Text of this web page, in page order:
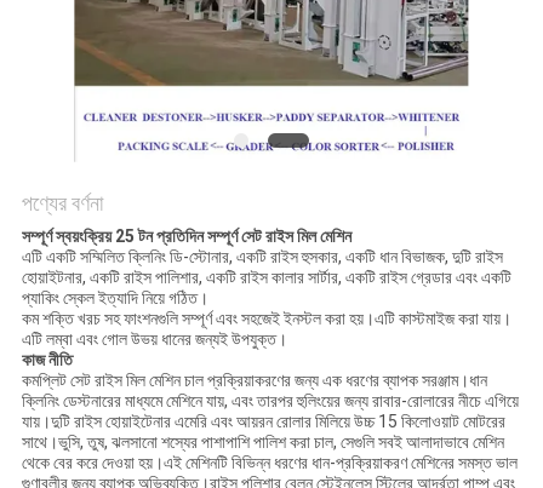
পণ্যের বর্ণনা
সম্পূর্ণ স্বয়ংক্রিয় 25 টন প্রতিদিন সম্পূর্ণ সেট রাইস মিল মেশিন
এটি একটি সম্মিলিত ক্লিনিং ডি-স্টোনার, একটি রাইস হুসকার, একটি ধান বিভাজক, দুটি রাইস
হোয়াইটনার, একটি রাইস পালিশার, একটি রাইস কালার সার্টার, একটি রাইস গ্রেডার এবং একটি
প্যাকিং স্কেল ইত্যাদি নিয়ে গঠিত।
কম শক্তি খরচ সহ ফাংশনগুলি সম্পূর্ণ এবং সহজেই ইনস্টল করা হয়।এটি কাস্টমাইজ করা যায়।
এটি লম্বা এবং গোল উভয় ধানের জন্যই উপযুক্ত।
কাজ নীতি
কমপ্লিট সেট রাইস মিল মেশিন চাল প্রক্রিয়াকরণের জন্য এক ধরণের ব্যাপক সরঞ্জাম।ধান
ক্লিনিং ডেস্টনারের মাধ্যমে মেশিনে যায়, এবং তারপর হুলিংয়ের জন্য রাবার-রোলারের নীচে এগিয়ে
যায়।দুটি রাইস হোয়াইটেনার এমেরি এবং আয়রন রোলার মিলিয়ে উচ্চ 15 কিলোওয়াট মোটরের
সাথে।ভুসি, তুষ, ঝলসানো শস্যের পাশাপাশি পালিশ করা চাল, সেগুলি সবই আলাদাভাবে মেশিন
থেকে বের করে দেওয়া হয়।এই মেশিনটি বিভিন্ন ধরণের ধান-প্রক্রিয়াকরণ মেশিনের সমস্ত ভাল
গুণাবলীর জন্য ব্যাপক অভিব্যক্তি।রাইস পলিশার বেলন স্টেইনলেস স্টিলের আর্দ্রতা পাম্প এবং